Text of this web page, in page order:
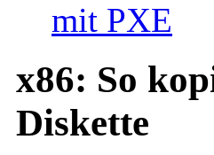
mit PXE
x86: So
Diskette